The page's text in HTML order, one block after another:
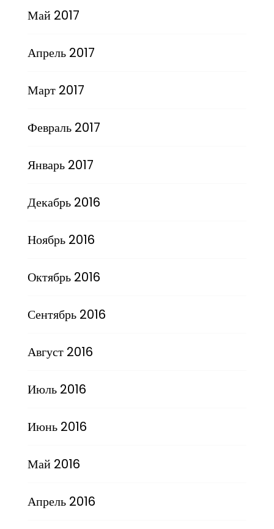
Май 2017
Апрель 2017
Март 2017
Февраль 2017
Январь 2017
Декабрь 2016
Ноябрь 2016
Октябрь 2016
Сентябрь 2016
Август 2016
Июль 2016
Июнь 2016
Май 2016
Апрель 2016